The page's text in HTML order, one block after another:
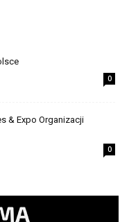
0
& Expo Organizacji
0